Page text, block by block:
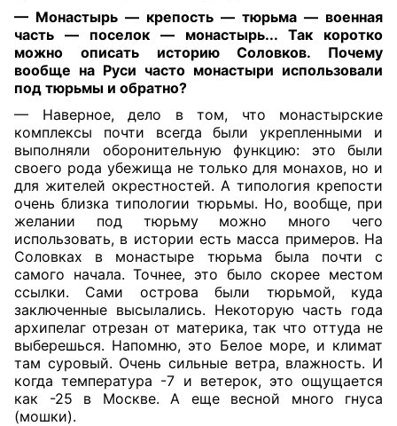
— Монастырь — крепость — тюрьма — военная
часть — поселок — монастырь... Так коротко
можно описать историю Соловков. Почему
вообще на Руси часто монастыри использовали
под тюрьмы и обратно?
— Наверное, дело в том, что монастырские
комплексы почти всегда были укрепленными и
выполняли оборонительную функцию: это были
своего рода убежища не только для монахов, но и
для жителей окрестностей. А типология крепости
очень близка типологии тюрьмы. Но, вообще, при
желании под тюрьму можно много чего
использовать, в истории есть масса примеров. На
Соловках в монастыре тюрьма была почти с
самого начала. Точнее, это было скорее местом
ссылки. Сами острова были тюрьмой, куда
заключенные высылались. Некоторую часть года
архипелаг отрезан от материка, так что оттуда не
выберешься. Напомню, это Белое море, и климат
там суровый. Очень сильные ветра, влажность. И
когда температура -7 и ветерок, это ощущается
как -25 в Москве. А еще весной много гнуса
(мошки).